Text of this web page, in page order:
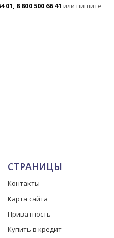
01, 8 800 500 66 41 или пишите
СТРАНИЦЫ
Контакты
Карта сайта
Приватность
Купить в кредит